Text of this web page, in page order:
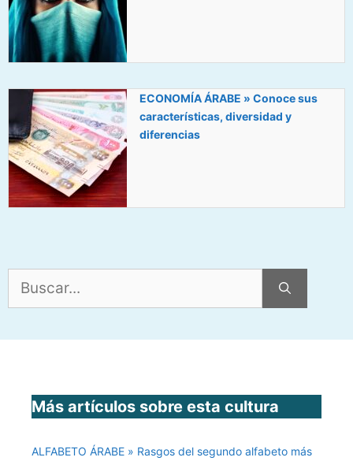
ECONOMÍA ÁRABE » Conoce sus
características, diversidad y
diferencias
Más artículos sobre esta cultura
ALFABETO ÁRABE » Rasgos del segundo alfabeto más